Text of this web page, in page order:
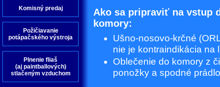
Komisný predaj
Požičiavanie
potápačského výstroja
Plnenie fliaš
(aj paintballových)
stlačeným vzduchom
Ako sa pripraviť na vstup
komory:
Ušno-nosovo-krčné
nie je kontraindikácia na
Oblečenie do komory z
ponožky a spodné